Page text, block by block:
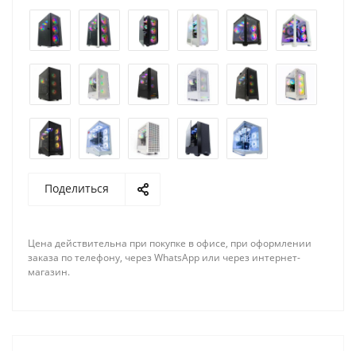
Поделиться
Цена действительна при покупке в офисе, при оформлении
заказа по телефону, через WhatsApp или через интернет-
магазин.